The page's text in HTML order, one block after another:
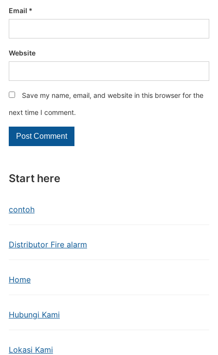
Start here
contoh
Distributor Fire alarm
Home
Hubungi Kami
Lokasi Kami
Email *
Website
Save my name, email, and website in this browser for the
next time I comment.